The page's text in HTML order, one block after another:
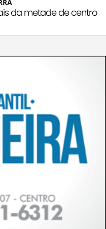
da metade de centro